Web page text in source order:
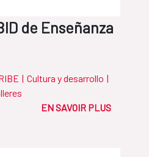
de Enseñanza
| Cultura y desarrollo |
EN SAVOIR PLUS